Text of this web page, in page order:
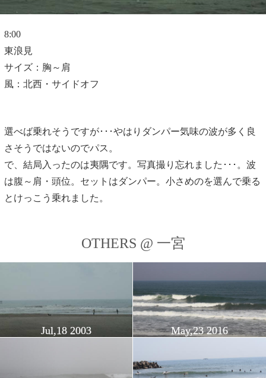
8:00
東浪見
サイズ：胸～肩
風：北西・サイドオフ
選べば乗れそうですが･･･やはりダンパー気味の波が多く良
さそうではないのでパス。
で、結局入ったのは夷隅です。写真撮り忘れました･･･。波
は腹～肩・頭位。セットはダンパー。小さめのを選んで乗る
とけっこう乗れました。
OTHERS @ 一宮
Jul,18 2003 May,23 2016